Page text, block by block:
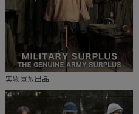
実物軍放出品